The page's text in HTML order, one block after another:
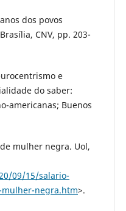
dos povos
CNV, pp. 203-
e
do saber:
americanas; Buenos
mulher negra. Uol,
09/15/salario-
mulher-negra.htm>.